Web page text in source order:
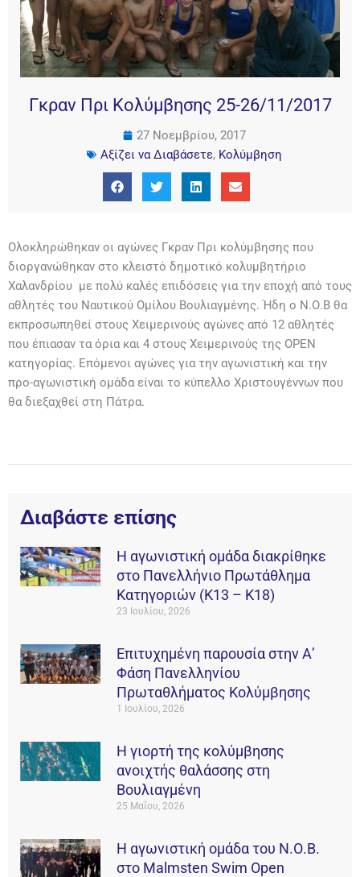
Γκραν Πρι Κολύμβησης 25-26/11/2017
27 Νοεμβρίου, 2017
Αξίζει να Διαβάσετε, Κολύμβηση
Ολοκληρώθηκαν οι αγώνες Γκραν Πρι κολύμβησης που
διοργανώθηκαν στο κλειστό δημοτικό κολυμβητήριο
Χαλανδρίου με πολύ καλές επιδόσεις για την εποχή από τους
αθλητές του Ναυτικού Ομίλου Βουλιαγμένης. Ήδη ο Ν.Ο.Β θα
εκπροσωπηθεί στους Χειμερινούς αγώνες από 12 αθλητές
που έπιασαν τα όρια και 4 στους Χειμερινούς της OPEN
κατηγορίας. Επόμενοι αγώνες για την αγωνιστική και την
προ-αγωνιστική ομάδα είναι το κύπελλο Χριστουγέννων που
θα διεξαχθεί στη Πάτρα.
Διαβάστε επίσης
Η αγωνιστική ομάδα διακρίθηκε
στο Πανελλήνιο Πρωτάθλημα
Κατηγοριών (Κ13 – Κ18)
23 Ιουλίου, 2026
Επιτυχημένη παρουσία στην Α’
Φάση Πανελληνίου
Πρωταθλήματος Κολύμβησης
1 Ιουλίου, 2026
Η γιορτή της κολύμβησης
ανοιχτής θαλάσσης στη
Βουλιαγμένη
25 Μαΐου, 2026
Η αγωνιστική ομάδα του Ν.Ο.Β.
στο Malmsten Swim Open